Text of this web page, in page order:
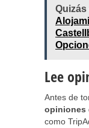
Quizás
Lee
Antes de
opiniones
como